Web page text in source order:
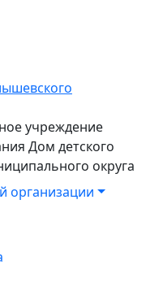
учреждение
Дом детского
округа
организации